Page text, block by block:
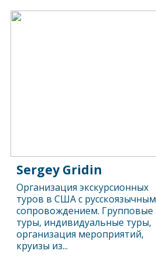
Sergey Gridin
Организация экскурсионных
туров в США с русскоязычным
сопровождением. Групповые
туры, индивидуальные туры,
организация мероприятий,
круизы из...